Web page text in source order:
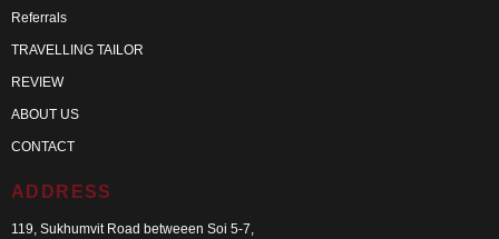
Referrals
TRAVELLING TAILOR
REVIEW
ABOUT US
CONTACT
ADDRESS
119, Sukhumvit Road betweeen Soi 5-7,